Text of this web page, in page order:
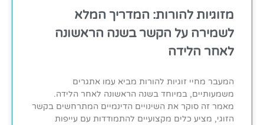
מזוגיות להורות: המדריך המלא
לשמירה על הקשר בשנה הראשונה
לאחר הלידה
המעבר מחיי זוגיות להורות מביא עמו אתגרים
משמעותיים, במיוחד בשנה הראשונה לאחר הלידה.
מאמר זה סוקר את השינויים הדינמיים המתרחשים בקשר
הזוגי, מציע כלים מקצועיים להתמודדות עם עייפות